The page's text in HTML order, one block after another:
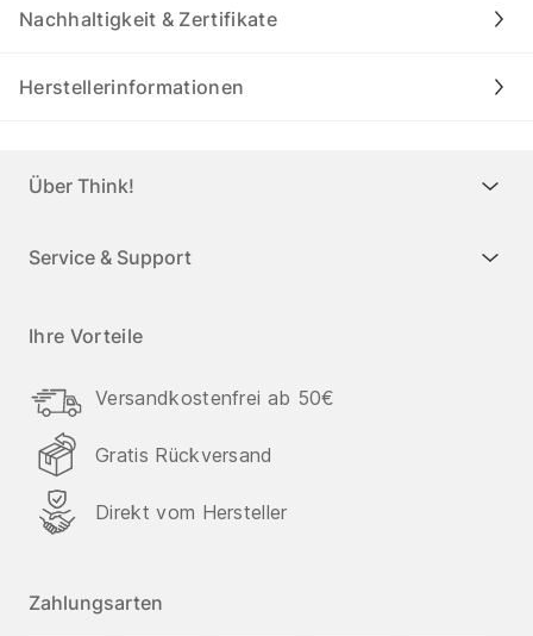
Nachhaltigkeit & Zertifikate
Herstellerinformationen
Über Think!
Service & Support
Ihre Vorteile
Versandkostenfrei ab 50€
Gratis Rückversand
Direkt vom Hersteller
Zahlungsarten